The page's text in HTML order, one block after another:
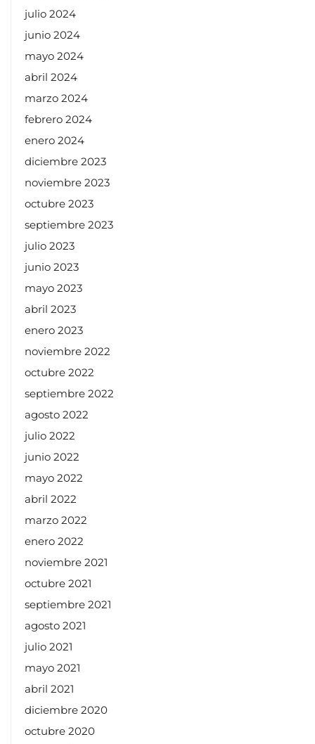
julio 2024
junio 2024
mayo 2024
abril 2024
marzo 2024
febrero 2024
enero 2024
diciembre 2023
noviembre 2023
octubre 2023
septiembre 2023
julio 2023
junio 2023
mayo 2023
abril 2023
enero 2023
noviembre 2022
octubre 2022
septiembre 2022
agosto 2022
julio 2022
junio 2022
mayo 2022
abril 2022
marzo 2022
enero 2022
noviembre 2021
octubre 2021
septiembre 2021
agosto 2021
julio 2021
mayo 2021
abril 2021
diciembre 2020
octubre 2020